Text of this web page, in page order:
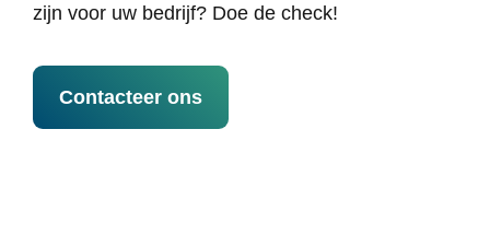
zijn voor uw bedrijf? Doe de check!
Contacteer ons